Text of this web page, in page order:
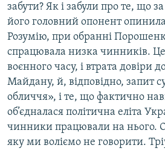
забути? Як і забули про те, що
його головний опонент
Розумію, при обранні
спрацювала низка чинників.
воєнного часу, і втрата довіри
Майдану, й, відповідно, запит
обличчя», і те, що фактично
об’єдналася політична еліта
чинники працювали на нього.
яку ми воліємо не говорити.